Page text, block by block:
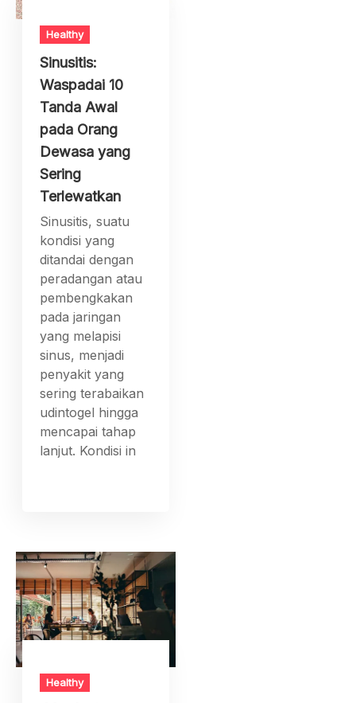
Healthy
Sinusitis:
Waspadai 10
Tanda Awal
pada Orang
Dewasa yang
Sering
Terlewatkan
Sinusitis, suatu
kondisi yang
ditandai dengan
peradangan atau
pembengkakan
pada jaringan
yang melapisi
sinus, menjadi
penyakit yang
sering terabaikan
udintogel hingga
mencapai tahap
lanjut. Kondisi in
Healthy